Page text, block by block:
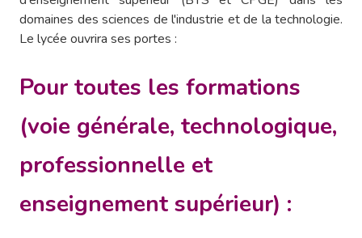
domaines des sciences de l'industrie et de la technologie.
Le lycée ouvrira ses portes :
Pour toutes les formations
(voie générale, technologique,
professionnelle et
enseignement supérieur) :